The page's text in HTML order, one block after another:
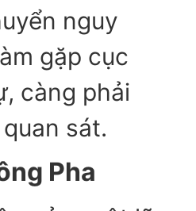
nguy
gặp cục
càng phải
sát.
Pha